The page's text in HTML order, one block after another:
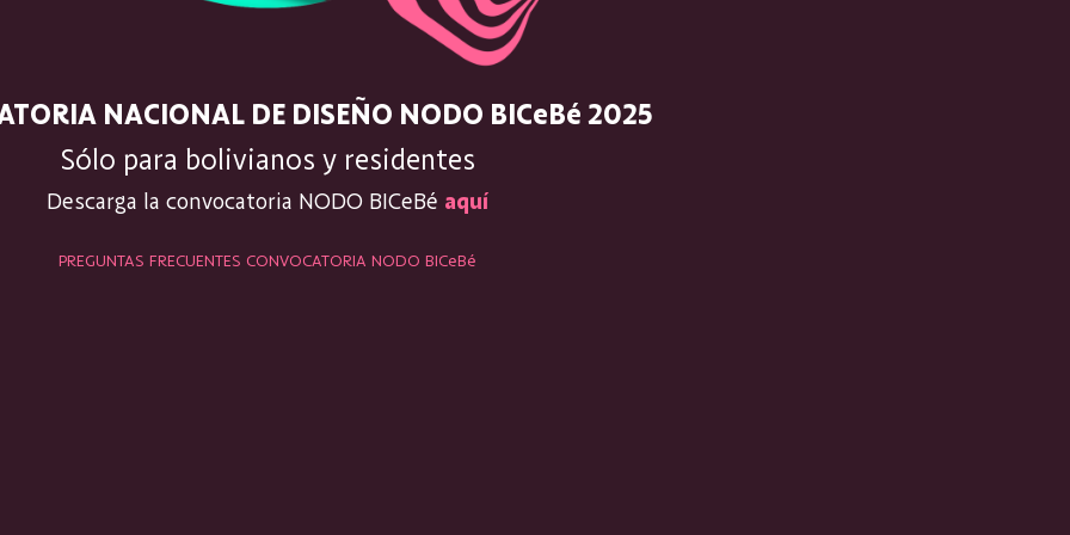
NACIONAL DE DISEÑO NODO BICeBé 2025
Sólo para bolivianos y residentes
Descarga la convocatoria NODO BICeBé aquí
PREGUNTAS FRECUENTES CONVOCATORIA NODO BICeBé